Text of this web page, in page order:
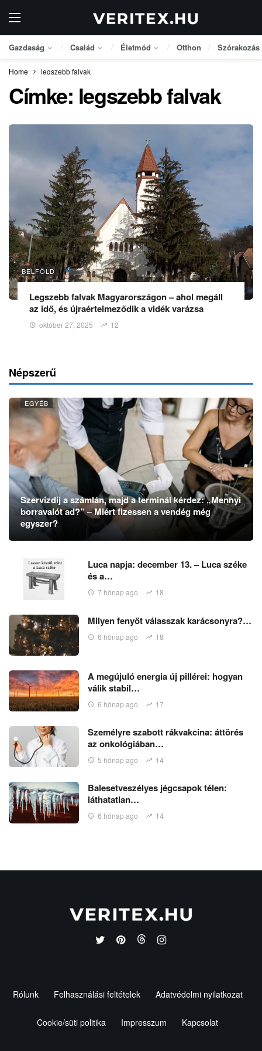
Gazdaság Család Életmód Otthon Szórakozás
Home legszebb falvak
Címke: legszebb falvak
BELFÖLD
Legszebb falvak Magyarországon – ahol megáll
az idő, és újraértelmeződik a vidék varázsa
október 27, 2025 12
Népszerű
EGYÉB
Szervízdíj a számlán, majd a terminál kérdez: „Mennyi
borravalót ad?” – Miért fizessen a vendég még
egyszer?
Luca napja: december 13. – Luca széke
és a…
7 hónap ago 18
Milyen fenyőt válasszak karácsonyra?…
6 hónap ago 18
A megújuló energia új pillérei: hogyan
válik stabil…
6 hónap ago 17
Személyre szabott rákvakcina: áttörés
az onkológiában…
5 hónap ago 14
Balesetveszélyes jégcsapok télen:
láthatatlan…
6 hónap ago 14
Rólunk Felhasználási feltételek Adatvédelmi nyilatkozat
Cookie/süti politika Impresszum Kapcsolat